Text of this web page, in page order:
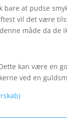
at pudse
vil det være
måde da de
kan være en
ved en